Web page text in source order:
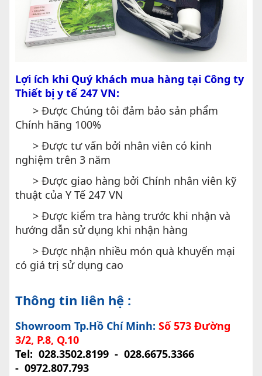
Lợi ích khi Quý khách mua hàng tại Công ty
Thiết bị y tế 247 VN:
> Được Chúng tôi đảm bảo sản phẩm
Chính hãng 100%
> Được tư vấn bởi nhân viên có kinh
nghiệm trên 3 năm
> Được giao hàng bởi Chính nhân viên kỹ
thuật của Y Tế 247 VN
> Được kiểm tra hàng trước khi nhận và
hướng dẫn sử dụng khi nhận hàng
> Được nhận nhiều món quà khuyến mại
có giá trị sử dụng cao
Thông tin liên hệ :
Showroom Tp.Hồ Chí Minh: Số 573 Đường
3/2, P.8, Q.10
Tel: 028.3502.8199- 028.6675.3366
- 0972.807.793